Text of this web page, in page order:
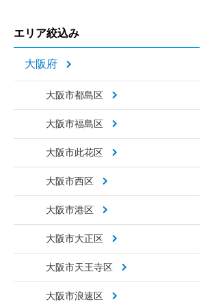
エリア絞込み
大阪府
大阪市都島区
大阪市福島区
大阪市此花区
大阪市西区
大阪市港区
大阪市大正区
大阪市天王寺区
大阪市浪速区